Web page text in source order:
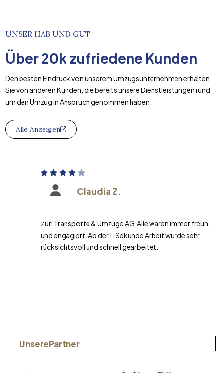
UNSER HAB UND GUT
Über20k zufriedene Kunden
Den besten Eindruck von unserem Umzugsunternehmen erhalten
Sie von anderen Kunden, die bereits unsere Dienstleistungen rund
um den Umzug in Anspruch genommen haben.
Alle Anzeigen
Claudia Z.
Züri Transporte & Umzüge AG Alle waren immer freundlich
und engagiert. Ab der 1. Sekunde Arbeit wurde sehr
rücksichtsvoll und schnell gearbeitet.
UnserePartner